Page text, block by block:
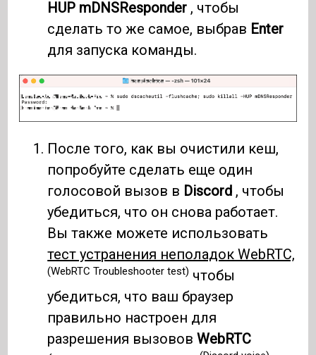
HUP mDNSResponder , чтобы
сделать то же самое, выбрав Enter
для запуска команды.
После того, как вы очистили кеш,
попробуйте сделать еще один
голосовой вызов в Discord , чтобы
убедиться, что он снова работает.
Вы также можете использовать
тест устранения неполадок WebRTC,
(WebRTC Troubleshooter test) чтобы
убедиться, что ваш браузер
правильно настроен для
разрешения вызововWebRTC